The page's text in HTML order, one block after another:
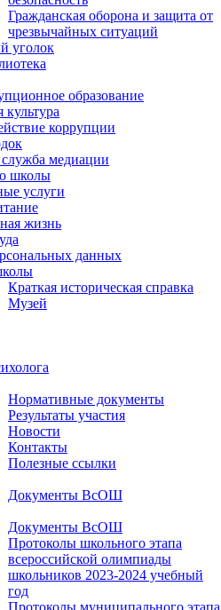
Гражданская оборона и защита от
чрезвычайных ситуаций
уголок
образование
культура
коррупции
медиации
школы
услуги
жизнь
данных
Краткая историческая справка
Музей
Нормативные документы
Результаты участия
Новости
Контакты
Полезные ссылки
Документы ВсОШ
Документы ВсОШ
Протоколы школьного этапа
всероссийской олимпиады
школьников 2023-2024 учебный
год
Протоколы муниципального этапа